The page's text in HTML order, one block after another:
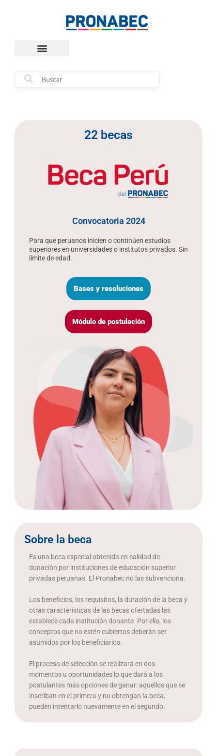
22 becas
Convocatoria 2024
Para que peruanos inicien o continúen estudios
superiores en universidades o institutos privados. Sin
límite de edad.
Bases y resoluciones
Módulo de postulación
Sobre la beca
Es una beca especial obtenida en calidad de
donación por instituciones de educación superior
privadas peruanas. El Pronabec no las subvenciona.
Los beneficios, los requisitos, la duración de la beca y
otras características de las becas ofertadas las
establece cada institución donante. Por ello, los
conceptos que no estén cubiertos deberán ser
asumidos por los beneficiarios.
El proceso de selección se realizará en dos
momentos u oportunidades lo que dará a los
postulantes más opciones de ganar: aquellos que se
inscriban en el primero y no obtengan la beca,
pueden intentarlo nuevamente en el segundo.